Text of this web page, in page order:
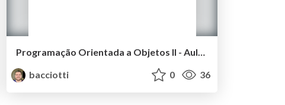
Programação Orientada a Objetos II - Aula 1
bacciotti
0 36